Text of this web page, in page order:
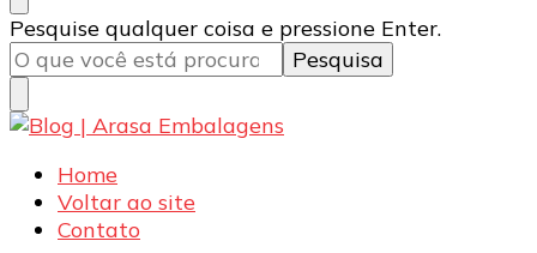
Blog | Arasa Embalagens
Confira conteúdos sobre embalagens para pizzas,
doces e salgados. Tudo para seu comércio com a
qualidade Arasa. Leia nossos conteúdos!
Procurando
algo?
Pesquise qualquer coisa e pressione Enter.
Blog | Arasa Embalagens
Confira conteúdos sobre embalagens para pizzas,
doces e salgados. Tudo para seu comércio com a
qualidade Arasa. Leia nossos conteúdos!
Home
Voltar ao site
Contato